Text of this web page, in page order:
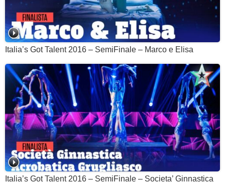
Italia’s Got Talent 2016 – SemiFinale – Marco e Elisa
Italia’s Got Talent 2016 – SemiFinale – Societa’ Ginnastica